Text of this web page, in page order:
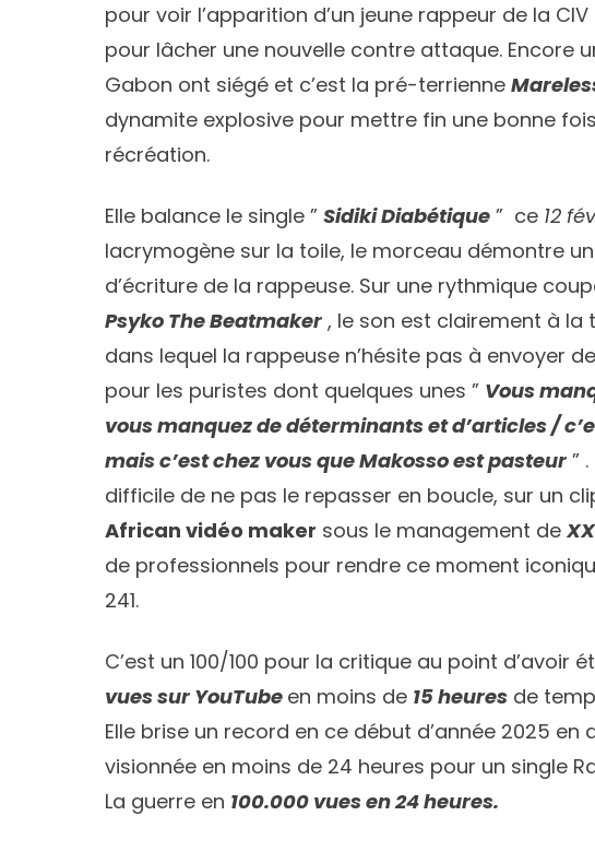
pour voir l’apparition d’un jeune rappeur de la
pour lâcher une nouvelle contre attaque. Encore
Gabon ont siégé et c’est la pré-terrienne
dynamite explosive pour mettre fin une bonne
récréation.
Elle balance le single ” Sidiki Diabétique ” ce 12
lacrymogène sur la toile, le morceau démontre
d’écriture de la rappeuse. Sur une rythmique
Psyko The Beatmaker , le son est clairement à la
dans lequel la rappeuse n’hésite pas à envoyer
pour les puristes dont quelques unes ” Vous
vous manquez de déterminants et d’articles /
mais c’est chez vous que Makosso est pasteur ”
difficile de ne pas le repasser en boucle, sur un
African vidéo maker sous le management de
de professionnels pour rendre ce moment
241.
C’est un 100/100 pour la critique au point d’avoir
vues sur YouTube en moins de 15 heures de
Elle brise un record en ce début d’année 2025 en
visionnée en moins de 24 heures pour un single
La guerre en 100.000 vues en 24 heures.